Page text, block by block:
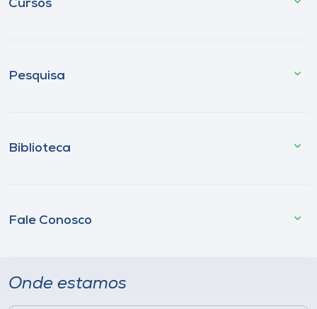
Cursos
Pesquisa
Biblioteca
Fale Conosco
Onde estamos